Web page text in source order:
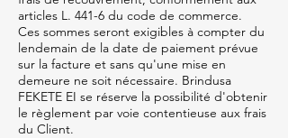
articles L. 441-6 du code de commerce.
Ces sommes seront exigibles à compter du
lendemain de la date de paiement prévue
sur la facture et sans qu'une mise en
demeure ne soit nécessaire. Brindusa
FEKETE EI se réserve la possibilité d'obtenir
le règlement par voie contentieuse aux frais
du Client.